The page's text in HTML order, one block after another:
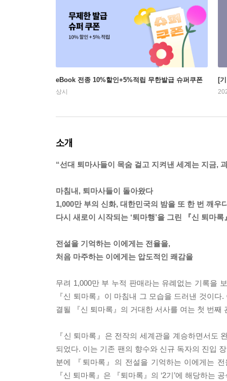
eBook 전종 10%할인+5%적립 무한발급 슈퍼쿠폰
상시
[
소개
“선대 퇴마사들이 목숨 걸고 지켜낸 세계는 지금,
마침내, 퇴마사들이 돌아왔다
1,000만 부의 신화, 대한민국의 밤을 또 한 번 깨우
다시 새로이 시작되는 ‘퇴마행’을 그린 『신 퇴마
전설을 기억하는 이에게는 전율을,
처음 마주하는 이에게는 압도적인 쾌감을
무려 1,000만 부 누적 판매라는 유례없는 기록을
『신 퇴마록』이 마침내 그 모습을 드러낸 것이
결될 『신 퇴마록』의 거대한 서사를 여는 첫 번
『신 퇴마록』은 전작의 세계관을 계승하면서도
되었다. 이는 기존 팬의 향수와 신규 독자의 진입
분에 『퇴마록』의 전설을 기억하는 이에게는
『신 퇴마록』은 『퇴마록』의 ‘2기’에 해당하는